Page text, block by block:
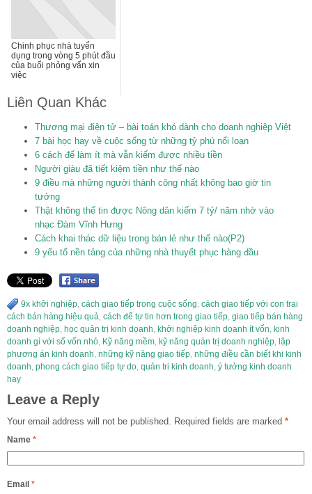
Chinh phục nhà tuyển
dụng trong vòng 5 phút đầu
của buổi phỏng vấn xin
việc
Liên Quan Khác
Thương mại điện tử – bài toán khó dành cho doanh nghiệp Việt
7 bài học hay về cuộc sống từ những tỷ phú nổi loạn
6 cách để làm ít mà vẫn kiếm được nhiều tiền
Người giàu đã tiết kiệm tiền như thế nào
9 điều mà những người thành công nhất không bao giờ tin
tưởng
Thật không thể tin được Nông dân kiếm 7 tỷ/ năm nhờ vào
nhạc Đàm Vĩnh Hưng
Cách khai thác dữ liệu trong bán lẻ như thế nào(P2)
9 yếu tố nền tảng của những nhà thuyết phục hàng đầu
9x khởi nghiệp, cách giao tiếp trong cuộc sống, cách giao tiếp với con trai
cách bán hàng hiệu quả, cách để tự tin hơn trong giao tiếp, giao tiếp bán hàng
doanh nghiệp, học quản trị kinh doanh, khởi nghiệp kinh doanh ít vốn, kinh
doanh gì với số vốn nhỏ, Kỹ năng mềm, kỹ năng quản trị doanh nghiệp, lập
phương án kinh doanh, những kỹ năng giao tiếp, những điều cần biết khi kinh
doanh, phong cách giao tiếp tự do, quản tri kinh doanh, ý tưởng kinh doanh
hay
Leave a Reply
Your email address will not be published. Required fields are marked *
Name *
Email *